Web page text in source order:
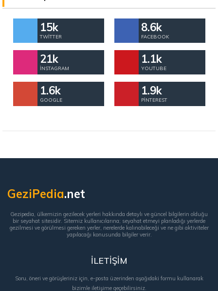
15k
TWITTER
8.6k
FACEBOOK
21k
İNSTAGRAM
1.1k
YOUTUBE
1.6k
GOOGLE
1.9k
PINTEREST
GeziPedia.net
Gezipedia, ülkemizin gezilecek yerleri hakkında detaylı ve güncel bilgilerin olduğu
bir seyahat sitesidir. Sitemiz kullanıcılarına; seyahat etmeyi planladığı yerlerde
gezilmesi ve görülmesi gereken yerler, nerelerde kalınabileceği ve ne gibi aktiviteler
yapılacağı konusunda bilgiler verir.
İLETİŞİM
Soru, öneri ve görüşleriniz için, e-posta üzerinden aşağıdaki formu kullanarak
bizimle iletişime geçebilirsiniz.